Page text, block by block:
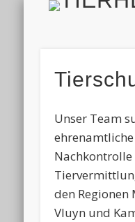
Unser Team
den Regionen
Vluyn und